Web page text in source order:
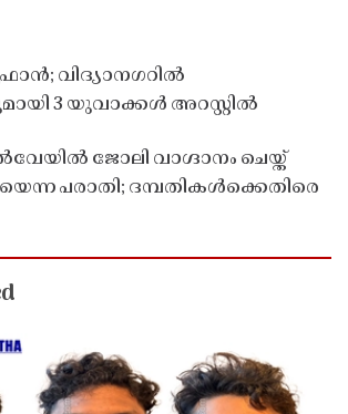
വിദ്യാനഗറിൽ
3 യുവാക്കൾ അറസ്റ്റിൽ
ജോലി വാഗ്ദാനം ചെയ്ത്
പരാതി; ദമ്പതികൾക്കെതിരെ